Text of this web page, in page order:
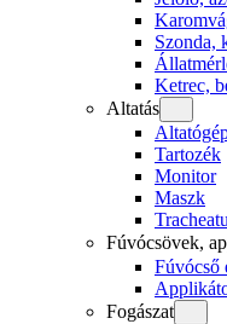
Szonda,
Ketrec,
Altatás
Tartozék
Monitor
Maszk
Fúvócsövek,
Fúvócső
Fogászat